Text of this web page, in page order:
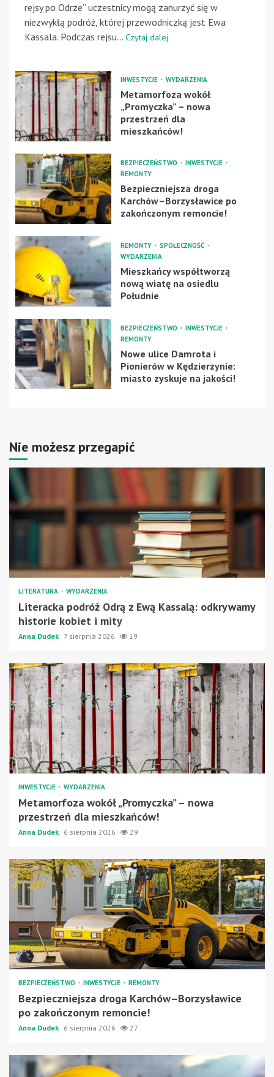
rejsy po Odrze” uczestnicy mogą zanurzyć się w
niezwykłą podróż, której przewodniczką jest Ewa
Kassala. Podczas rejsu... Czytaj dalej
INWESTYCJE WYDARZENIA
Metamorfoza wokół
„Promyczka” – nowa
przestrzeń dla
mieszkańców!
BEZPIECZEŃSTWO
INWESTYCJE
REMONTY
Bezpieczniejsza droga
Karchów–Borzysławice po
zakończonym remoncie!
REMONTY
SPOŁECZNOŚĆ
WYDARZENIA
Mieszkańcy współtworzą
nową wiatę na osiedlu
Południe
BEZPIECZEŃSTWO
INWESTYCJE
REMONTY
Nowe ulice Damrota i
Pionierów w Kędzierzynie:
miasto zyskuje na jakości!
Nie możesz przegapić
LITERATURA WYDARZENIA
Literacka podróż Odrą z Ewą Kassalą: odkrywamy
historie kobiet i mity
Anna Dudek 7 sierpnia 2026 19
INWESTYCJE WYDARZENIA
Metamorfoza wokół „Promyczka” – nowa
przestrzeń dla mieszkańców!
Anna Dudek 6 sierpnia 2026 29
BEZPIECZEŃSTWO INWESTYCJE REMONTY
Bezpieczniejsza droga Karchów–Borzysławice
po zakończonym remoncie!
Anna Dudek 6 sierpnia 2026 27